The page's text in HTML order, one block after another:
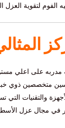
الفوم لتقوية العزل
مدربه على اعلي
متخصصين ذوي
والتقنيات التي
في مجال عزل